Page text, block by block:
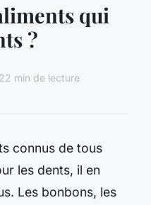
qui
?
2 min de lecture
connus de tous
les dents, il en
Les bonbons, les